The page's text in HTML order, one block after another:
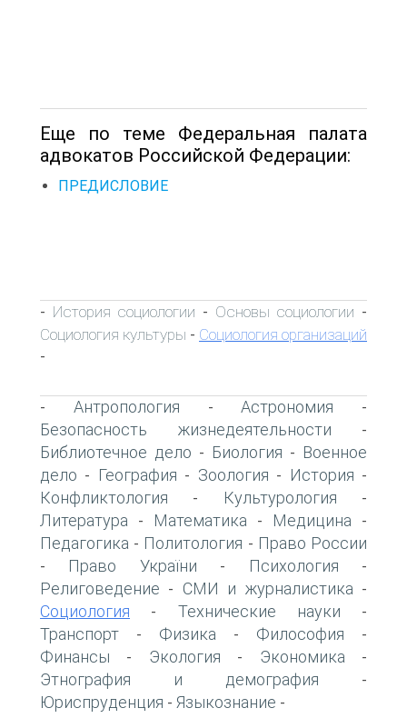
Еще по теме Федеральная палата
адвокатов Российской Федерации:
ПРЕДИСЛОВИЕ
- История социологии - Основы социологии -
Социология культуры - Социология организаций
-
- Антропология -Астрономия -
Безопасность жизнедеятельности -
Библиотечное дело - Биология - Военное
дело - География - Зоология - История -
Конфликтология - Культурология -
Литература - Математика - Медицина -
Педагогика - Политология - Право России
- Право України - Психология -
Религоведение - СМИ и журналистика -
Социология - Технические науки -
Транспорт - Физика - Философия -
Финансы - Экология - Экономика -
Этнография и демография -
Юриспруденция - Языкознание -